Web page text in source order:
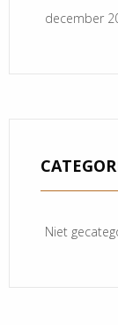
december
Niet